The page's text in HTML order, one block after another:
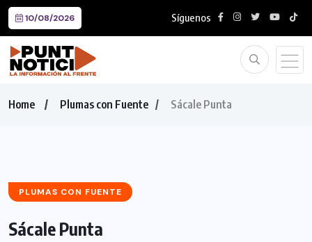
10/08/2026 Síguenos
Home Plumas con Fuente Sácale Punta
PLUMAS CON FUENTE
Sácale Punta